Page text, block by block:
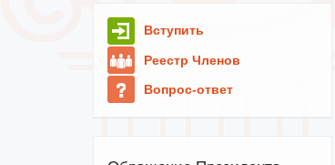
Вступить
Реестр Членов
Вопрос-ответ